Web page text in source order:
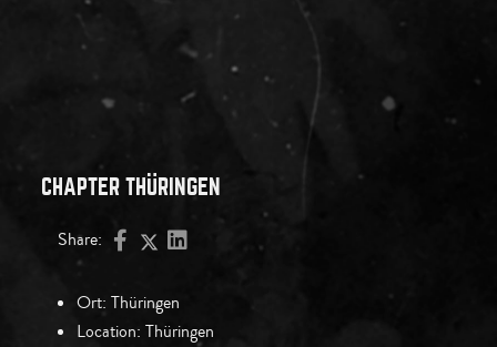
CHAPTER THÜRINGEN
Share:
Ort: Thüringen
Location: Thüringen